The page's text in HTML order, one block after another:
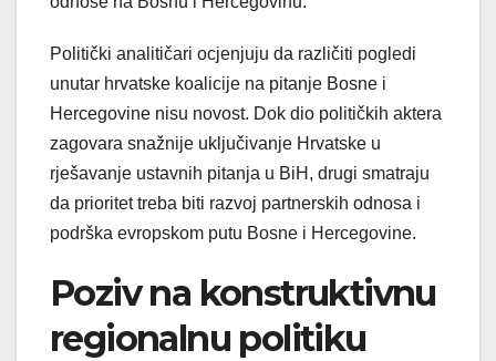
Politički analitičari ocjenjuju da različiti pogledi
unutar hrvatske koalicije na pitanje Bosne i
Hercegovine nisu novost. Dok dio političkih aktera
zagovara snažnije uključivanje Hrvatske u
rješavanje ustavnih pitanja u BiH, drugi smatraju
da prioritet treba biti razvoj partnerskih odnosa i
podrška evropskom putu Bosne i Hercegovine.
Poziv na konstruktivnu
regionalnu politiku